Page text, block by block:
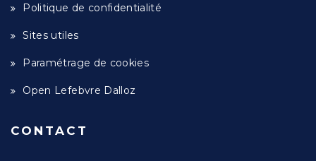
Politique de confidentialité
Sites utiles
Paramétrage de cookies
Open Lefebvre Dalloz
CONTACT